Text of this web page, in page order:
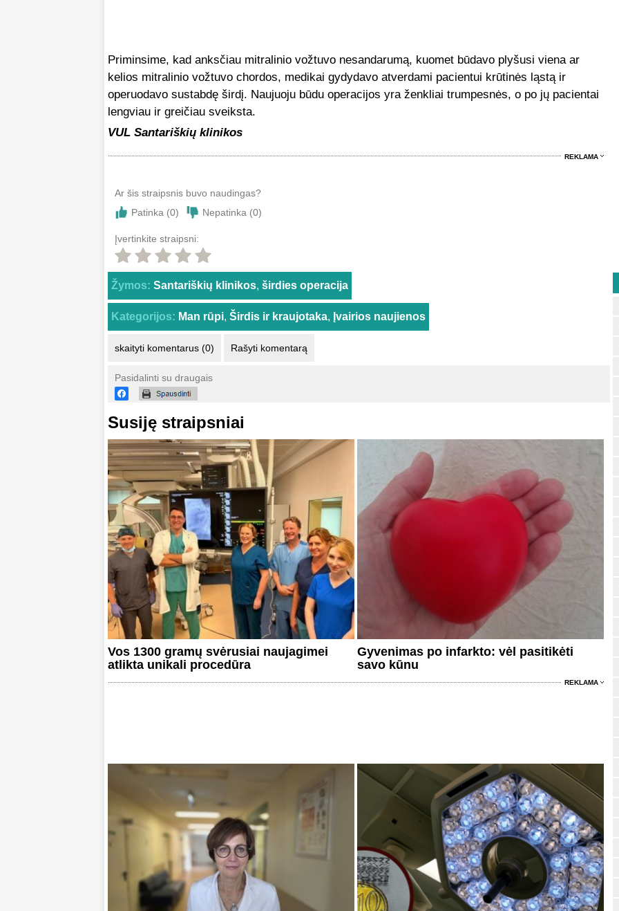
Priminsime, kad anksčiau mitralinio vožtuvo nesandarumą, kuomet būdavo plyšusi viena ar
kelios mitralinio vožtuvo chordos, medikai gydydavo atverdami pacientui krūtinės ląstą ir
operuodavo sustabdę širdį. Naujuoju būdu operacijos yra ženkliai trumpesnės, o po jų pacientai
lengviau ir greičiau sveiksta.
VUL Santariškių klinikos
REKLAMA
Ar šis straipsnis buvo naudingas?
Patinka (0) Nepatinka (0)
Įvertinkite straipsni:
Žymos: Santariškių klinikos, širdies operacija
Kategorijos: Man rūpi, Širdis ir kraujotaka, Įvairios naujienos
skaityti komentarus (0) Rašyti komentarą
Pasidalinti su draugais
Susiję straipsniai
Vos 1300 gramų svėrusiai naujagimei
atlikta unikali procedūra
Gyvenimas po infarkto: vėl pasitikėti
savo kūnu
REKLAMA